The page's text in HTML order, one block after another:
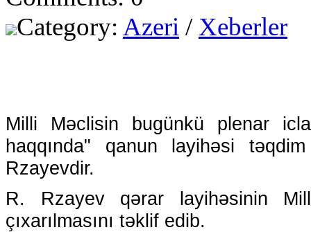
Category: Azeri / Xeberler
Milli Məclisin bugünkü plenar
haqqında" qanun layihəsi
Rzayevdir.
R. Rzayev qərar layihəsinin
çıxarılmasını təklif edib.